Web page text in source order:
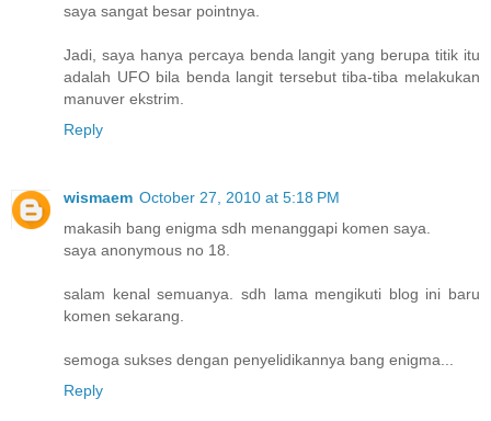
saya sangat besar pointnya.
Jadi, saya hanya percaya benda langit yang berupa titik itu
adalah UFO bila benda langit tersebut tiba-tiba melakukan
manuver ekstrim.
Reply
wismaem October 27, 2010 at 5:18 PM
makasih bang enigma sdh menanggapi komen saya.
saya anonymous no 18.
salam kenal semuanya. sdh lama mengikuti blog ini baru
komen sekarang.
semoga sukses dengan penyelidikannya bang enigma...
Reply